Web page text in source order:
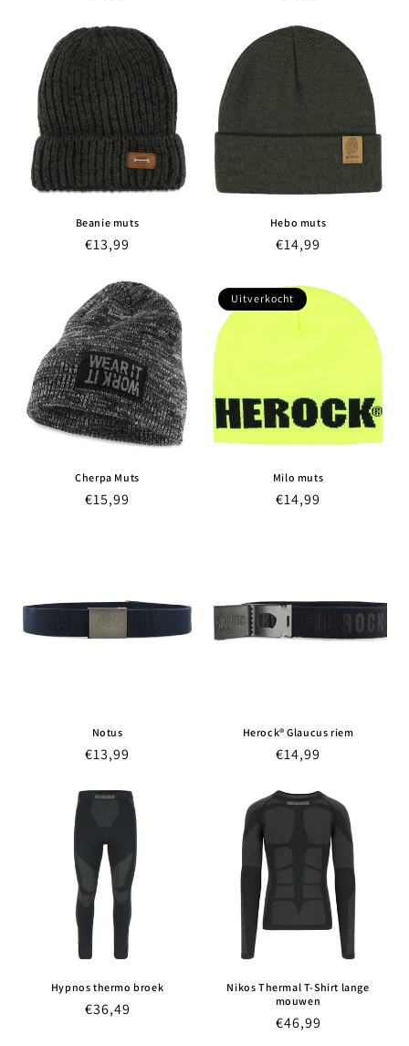
Beanie muts
Normale
€13,99
Hebo muts
Normale
€14,99
Cherpa Muts
Normale
€15,99
Uitverkocht
Milo muts
Normale
€14,99
Notus
Normale
€13,99
Herock® Glaucus riem
Normale
€14,99
Hypnos thermo broek
Normale
€36,49
Nikos Thermal T-Shirt lange
mouwen
Normale
€46,99